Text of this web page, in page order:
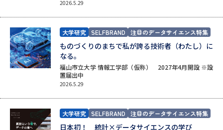
ユーザーサポート
Ｑ＆Ａ よくあるご質問
テレメール
お支払いサイト
個人情報取扱規定
2026.5.29
大学研究 SELFBRAND 注目のデータサイエンス特集
ものづくりのまちで私が誇る技術者（わたし）に
なる。
福山市立大学 情報工学部（仮称） 2027年4月開設 ※設
置届出中
2026.5.29
大学研究 SELFBRAND 注目のデータサイエンス特集
日本初！ 統計×データサイエンスの学び